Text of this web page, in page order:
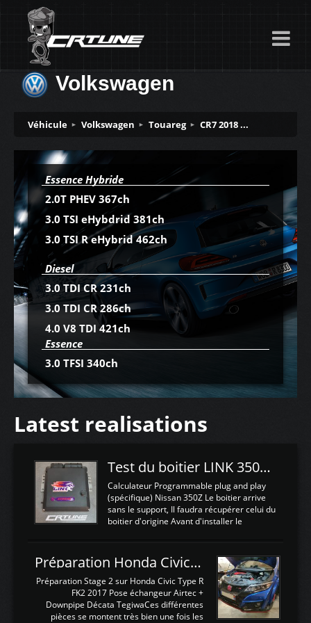
Volkswagen
Véhicule Volkswagen Touareg CR7 2018 ...
Essence Hybride
2.0T PHEV 367ch
3.0 TSI eHybdrid 381ch
3.0 TSI R eHybrid 462ch
Diesel
3.0 TDI CR 231ch
3.0 TDI CR 286ch
4.0 V8 TDI 421ch
Essence
3.0 TFSI 340ch
Latest realisations
Test du boitier LINK 350Z Plugin ECU
Calculateur Programmable plug and play
(spécifique) Nissan 350Z Le boitier arrive
sans le support, Il faudra récupérer celui du
boitier d'origine Avant d'installer le
d'envoyer l'information de la large bande
dans le boitier. sydney sweeney deepfake
La sortie 0-5V de l'afr sera connectée sur
l'entrée AN Volt 8 et GndAN pour
Analogique, et Volt car l'information est une
tension (Pas une résistance variable d'un
Préparation Honda Civic Type R FK2
Préparation Stage 2 sur Honda Civic Type R
FK2 2017 Pose échangeur Airtec +
Downpipe Décata TegiwaCes différentes
pièces se montent très bien une fois les